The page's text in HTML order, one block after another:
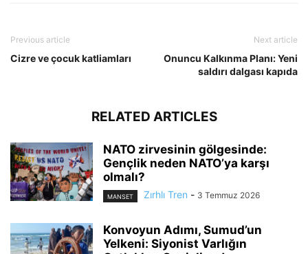
Previous article
Cizre ve çocuk katliamları
Next article
Onuncu Kalkınma Planı: Yeni
saldırı dalgası kapıda
RELATED ARTICLES
NATO zirvesinin gölgesinde:
Gençlik neden NATO’ya karşı
olmalı?
MANSET Zırhlı Tren - 3 Temmuz 2026
Konvoyun Adımı, Sumud’un
Yelkeni: Siyonist Varlığın